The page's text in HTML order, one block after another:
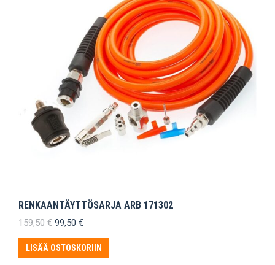
RENKAANTÄYTTÖSARJA ARB 171302
159,50€ Alkuperäinen
oli:
159,50 €.
99,50 €Nykyinen
on:
99,50 €.
LISÄÄ OSTOSKORIIN